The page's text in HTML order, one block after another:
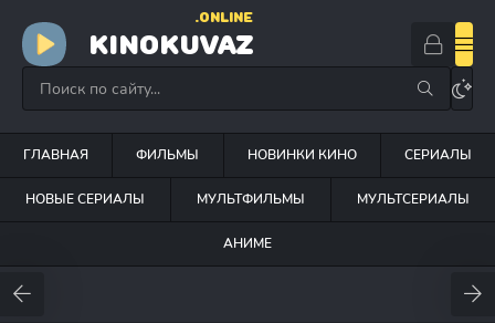
KINOKUVAZ
.ONLINE
ГЛАВНАЯ ФИЛЬМЫ НОВИНКИ КИНО СЕРИАЛЫ
НОВЫЕ СЕРИАЛЫ МУЛЬТФИЛЬМЫ МУЛЬТСЕРИАЛЫ
АНИМЕ